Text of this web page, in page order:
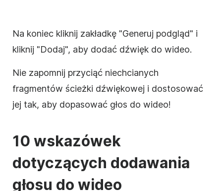
Na koniec kliknij zakładkę "Generuj podgląd" i
kliknij "Dodaj", aby dodać dźwięk do wideo.
Nie zapomnij przyciąć niechcianych
fragmentów ścieżki dźwiękowej i dostosować
jej tak, aby dopasować głos do wideo!
10 wskazówek
dotyczących dodawania
głosu do wideo